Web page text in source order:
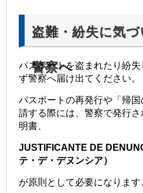
盗難・紛失に気
警察へ
パスポートを盗まれたり紛
ず警察へ届け出てください。
パスポートの再発行や「帰
請する際には、警察で発行
明書、
JUSTIFICANTE DE
テ・デ・デヌンシア）
が原則として必要になります